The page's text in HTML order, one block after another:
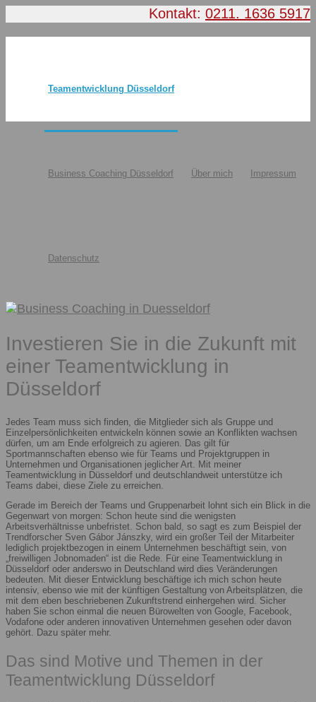
Kontakt: 0211. 1636 5917
Teamentwicklung Düsseldorf
Business Coaching Düsseldorf Über mich Impressum
Datenschutz
Investieren Sie in die Zukunft mit
einer Teamentwicklung in
Düsseldorf
Jedes Team muss sich finden, die Mitglieder sich als Gruppe und
Einzelpersönlichkeiten entwickeln können sowie an Konflikten wachsen
dürfen, um am Ende erfolgreich zu agieren. Das gilt für
Sportmannschaften ebenso wie für Teams und Projektgruppen in
Unternehmen und Organisationen jeglicher Art. Mit meiner
Teamentwicklung in Düsseldorf und deutschlandweit unterstütze ich
Teams dabei, diese Ziele zu erreichen.
Gerade im Bereich der Teams und Gruppenarbeit lohnt sich ein Blick in die
Gegenwart von morgen: Schon heute sind die wenigsten
Arbeitsverhältnisse unbefristet. Schon bald, so sagt es zum Beispiel der
Trendforscher Sven Gábor Jánszky, wird ein großer Teil der Mitarbeiter
lediglich projektbezogen in einem Unternehmen beschäftigt sein, von
„freiwilligen Jobnomaden“ ist die Rede. Für eine Teamentwicklung in
Düsseldorf oder anderswo in Deutschland wird dies Veränderungen
bedeuten. Mit dieser Entwicklung beschäftige ich mich schon heute
intensiv, ebenso wie mit der künftigen Gestaltung von Arbeitsplätzen, die
mit dem eben beschriebenen Zukunftstrend einhergehen wird. Sicher
haben Sie schon einmal die neuen Bürowelten von Google, Facebook,
Vodafone oder anderen innovativen Unternehmen gesehen oder davon
gehört. Dazu später mehr.
Das sind Motive und Themen in der
Teamentwicklung Düsseldorf